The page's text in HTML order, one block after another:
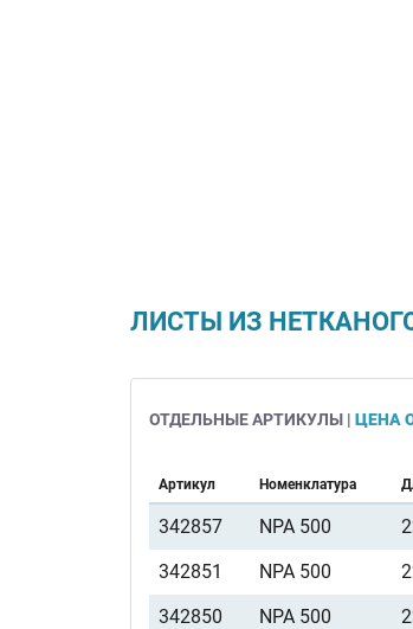
ЛИСТЫ ИЗ НЕТКАНОГО
ОТДЕЛЬНЫЕ АРТИКУЛЫ | ЦЕНА
Артикул Номенклатура
342857 NPA 500
342851
NPA 500
342850
NPA 500